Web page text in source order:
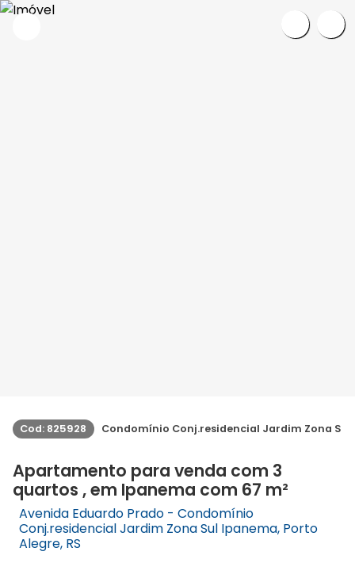
Cod: 825928 Condomínio Conj.residencial Jardim Zona Sul
Apartamento para venda com 3
quartos , em Ipanema com 67 m²
Avenida Eduardo Prado - Condomínio
Conj.residencial Jardim Zona Sul Ipanema, Porto
Alegre, RS